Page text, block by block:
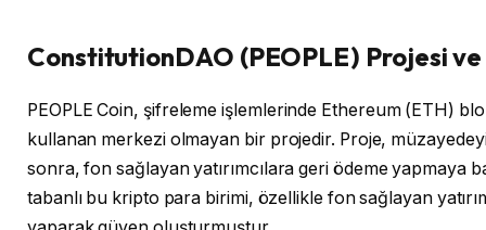
ConstitutionDAO (PEOPLE) Projesi
PEOPLE Coin, şifreleme işlemlerinde Ethereum (ETH)
kullanan merkezi olmayan bir projedir. Proje,
sonra, fon sağlayan yatırımcılara geri ödeme yapmaya
tabanlı bu kripto para birimi, özellikle fon sağlayan